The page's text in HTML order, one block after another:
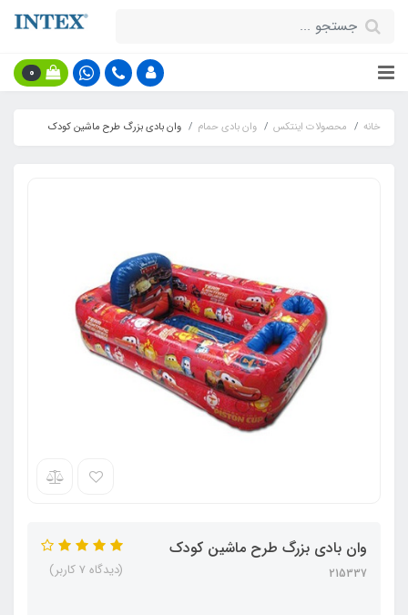
0
خانه محصولات اینتکس وان بادی حمام وان بادی بزرگ طرح ماشین کودک
وان بادی بزرگ طرح ماشین کودک
215337 (دیدگاه 7 کاربر)